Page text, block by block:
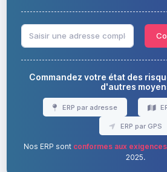
Commandez votre état des
d'autres
ERP par adresse
ERP par GPS
Nos ERP sont conformes aux
2025.